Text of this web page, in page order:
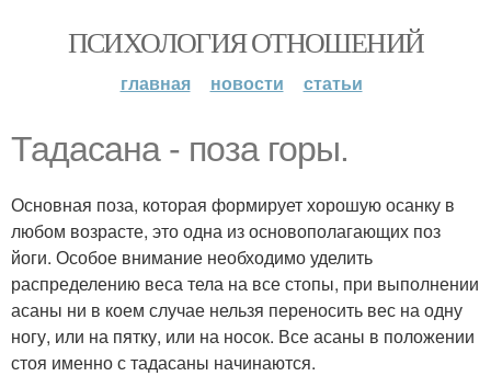
ПСИХОЛОГИЯ ОТНОШЕНИЙ
главная новости статьи
Тадасана - поза горы.
Основная поза, которая формирует хорошую осанку в
любом возрасте, это одна из основополагающих поз
йоги. Особое внимание необходимо уделить
распределению веса тела на все стопы, при выполнении
асаны ни в коем случае нельзя переносить вес на одну
ногу, или на пятку, или на носок. Все асаны в положении
стоя именно с тадасаны начинаются.